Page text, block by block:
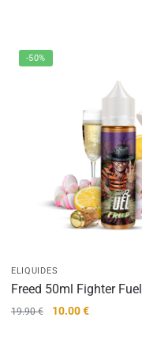
-50%
ELIQUIDES
Freed 50ml Fighter Fuel
19.90€
Le
10.00€Le